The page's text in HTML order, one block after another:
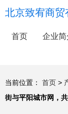
北京致宥商贸
首页 企业简
当前位置： 首页 >
街与平阳城市网，